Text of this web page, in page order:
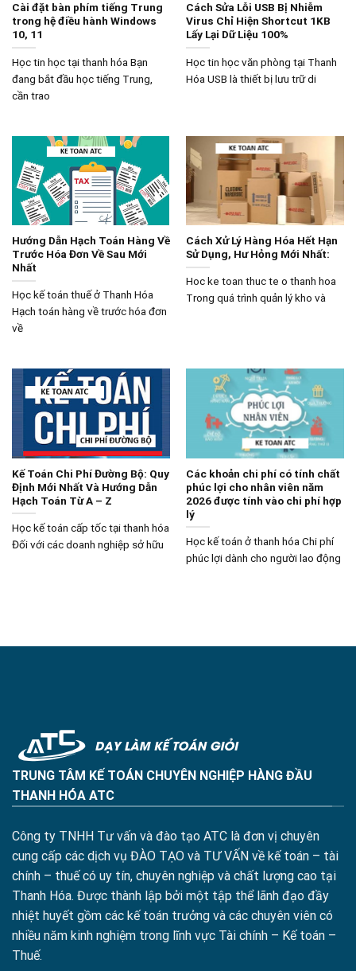
Cài đặt bàn phím tiếng Trung
trong hệ điều hành Windows
10, 11
Học tin học tại thanh hóa Bạn
đang bắt đầu học tiếng Trung,
cần trao
Cách Sửa Lỗi USB Bị Nhiễm
Virus Chỉ Hiện Shortcut 1KB
Lấy Lại Dữ Liệu 100%
Học tin học văn phòng tại Thanh
Hóa USB là thiết bị lưu trữ di
Hướng Dẫn Hạch Toán Hàng Về
Trước Hóa Đơn Về Sau Mới
Nhất
Học kế toán thuế ở Thanh Hóa
Hạch toán hàng về trước hóa đơn
về
Cách Xử Lý Hàng Hóa Hết Hạn
Sử Dụng, Hư Hỏng Mới Nhất:
Hoc ke toan thuc te o thanh hoa
Trong quá trình quản lý kho và
Kế Toán Chi Phí Đường Bộ: Quy
Định Mới Nhất Và Hướng Dẫn
Hạch Toán Từ A – Z
Học kế toán cấp tốc tại thanh hóa
Đối với các doanh nghiệp sở hữu
Các khoản chi phí có tính chất
phúc lợi cho nhân viên năm
2026 được tính vào chi phí hợp
lý
Học kế toán ở thanh hóa Chi phí
phúc lợi dành cho người lao động
TRUNG TÂM KẾ TOÁN CHUYÊN NGHIỆP HÀNG ĐẦU
THANH HÓA ATC
Công ty TNHH Tư vấn và đào tạo ATC là đơn vị chuyên
cung cấp các dịch vụ ĐÀO TẠO và TƯ VẤN về kế toán – tài
chính – thuế có uy tín, chuyên nghiệp và chất lượng cao tại
Thanh Hóa. Được thành lập bởi một tập thể lãnh đạo đầy
nhiệt huyết gồm các kế toán trưởng và các chuyên viên có
nhiều năm kinh nghiệm trong lĩnh vực Tài chính – Kế toán –
Thuế.